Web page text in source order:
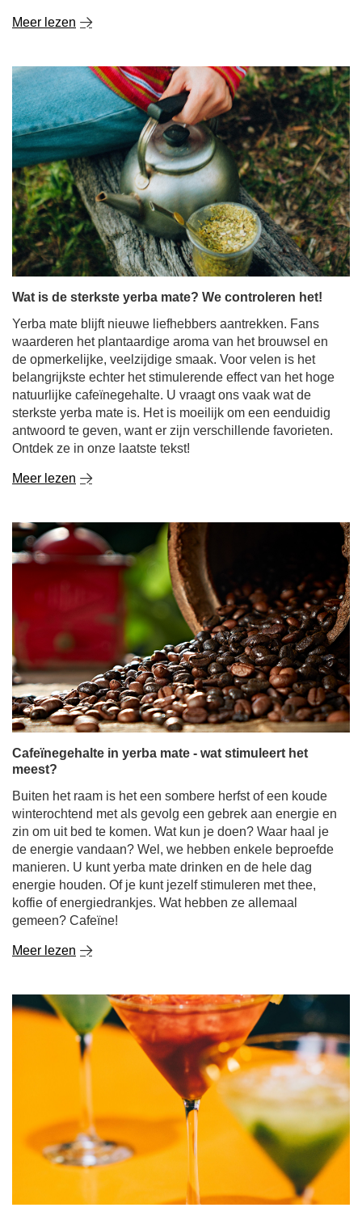
Meer lezen
Wat is de sterkste yerba mate? We controleren het!
Yerba mate blijft nieuwe liefhebbers aantrekken. Fans
waarderen het plantaardige aroma van het brouwsel en
de opmerkelijke, veelzijdige smaak. Voor velen is het
belangrijkste echter het stimulerende effect van het hoge
natuurlijke cafeïnegehalte. U vraagt ons vaak wat de
sterkste yerba mate is. Het is moeilijk om een eenduidig
antwoord te geven, want er zijn verschillende favorieten.
Ontdek ze in onze laatste tekst!
Meer lezen
Cafeïnegehalte in yerba mate - wat stimuleert het
meest?
Buiten het raam is het een sombere herfst of een koude
winterochtend met als gevolg een gebrek aan energie en
zin om uit bed te komen. Wat kun je doen? Waar haal je
de energie vandaan? Wel, we hebben enkele beproefde
manieren. U kunt yerba mate drinken en de hele dag
energie houden. Of je kunt jezelf stimuleren met thee,
koffie of energiedrankjes. Wat hebben ze allemaal
gemeen? Cafeïne!
Meer lezen